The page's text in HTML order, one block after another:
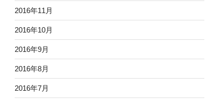
2016年11月
2016年10月
2016年9月
2016年8月
2016年7月